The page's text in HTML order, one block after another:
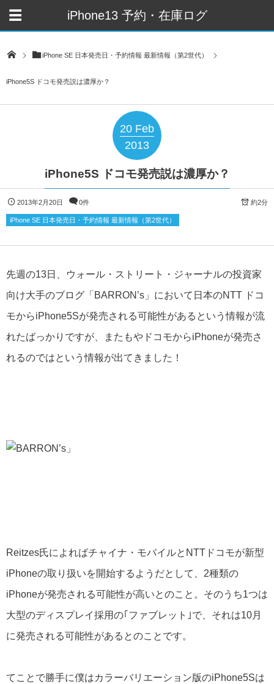
iPhone13 予約・在庫ログ
iPhone SE 日本発売日・予約情報 最新情報（第2世代）
iPhone5S ドコモ発売説は濃厚か？
20 Feb
2013
iPhone5S ドコモ発売説は濃厚か？
2013年2月20日 0件 約2分
iPhone SE 日本発売日・予約情報 最新情報（第2世代）
先週の13日、ウォール・ストリート・ジャーナルの投資家
向け大手のブログ「BARRON’s」において日本のNTT ドコ
モからiPhone5Sが発売される可能性があるという情報が流
れたばっかりですが、またもやドコモからiPhoneが発売さ
れるのではという情報が出てきました！
BARRON’s」
Reitzes氏によればチャイナ・モバイルとNTTドコモが新型
iPhoneの取り扱いを開始するようだとして、2種類の
iPhoneが発売される可能性が高いとのこと。そのうち1つは
大型のディスプレイ採用の｢ファブレット｣で、それは10月
に発売される可能性があるとのことです。
てことで勝手に僕はカラーバリエーション版のiPhone5Sは